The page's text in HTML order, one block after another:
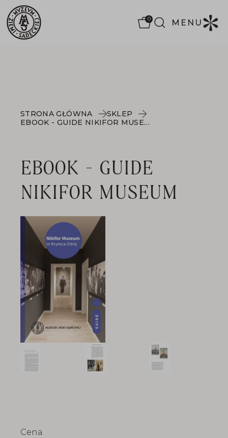
0 MENU
STRONA GŁÓWNA
SKLEP
EBOOK - GUIDE NIKIFOR MUSEUM
EBOOK - GUIDE
NIKIFOR MUSEUM
Cena